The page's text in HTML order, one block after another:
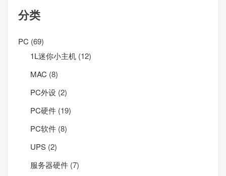
分类
PC (69)
1L迷你小主机 (12)
MAC (8)
PC外设 (2)
PC硬件 (19)
PC软件 (8)
UPS (2)
服务器硬件 (7)